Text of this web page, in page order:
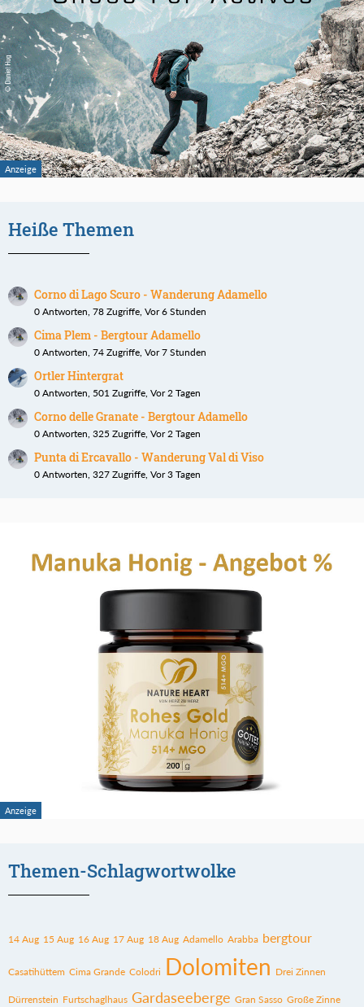
Heiße Themen
Corno di Lago Scuro - Wanderung Adamello
0 Antworten, 78 Zugriffe, Vor 6 Stunden
Cima Plem - Bergtour Adamello
0 Antworten, 74 Zugriffe, Vor 7 Stunden
Ortler Hintergrat
0 Antworten, 501 Zugriffe, Vor 2 Tagen
Corno delle Granate - Bergtour Adamello
0 Antworten, 325 Zugriffe, Vor 2 Tagen
Punta di Ercavallo - Wanderung Val di Viso
0 Antworten, 327 Zugriffe, Vor 3 Tagen
Themen-Schlagwortwolke
14 Aug 15 Aug 16 Aug 17 Aug 18 Aug Adamello Arabba bergtour
Casatihüttem Cima Grande Colodri Dolomiten Drei Zinnen
Dürrenstein Furtschaglhaus Gardaseeberge Gran Sasso Große Zinne